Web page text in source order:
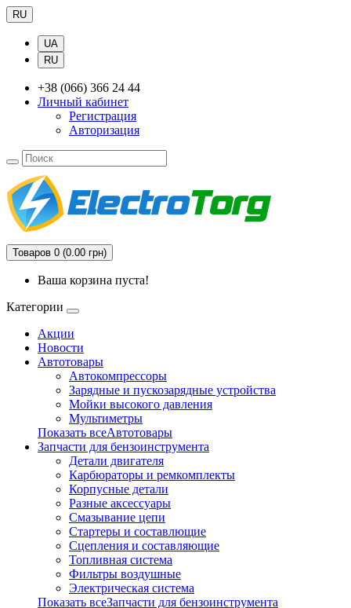
RU
UA
RU
+38 (066) 366 24 44
Личный кабинет
Регистрация
Авторизация
Товаров 0 (0.00 грн)
Ваша корзина пуста!
Категории
Акции
Новости
Автотовары
Автокомпрессоры
Зарядные и пускозарядные устройства
Мойки высокого давления
Мультиметры
Показать всеАвтотовары
Запчасти для бензоинструмента
Детали двигателя
Карбюраторы и ремкомплекты
Корпусные детали
Разные аксессуары
Смазывание цепи
Стартеры и составлющие
Сцепления и составляющие
Топливная система
Фильтры воздушные
Электрическая система
Показать всеЗапчасти для бензоинструмента